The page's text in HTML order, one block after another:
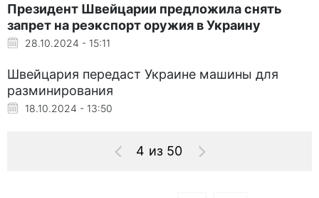
Президент Швейцарии предложила снять
запрет на реэкспорт оружия в Украину
28.10.2024 - 15:11
Швейцария передаст Украине машины для
разминирования
18.10.2024 - 13:50
4 из 50